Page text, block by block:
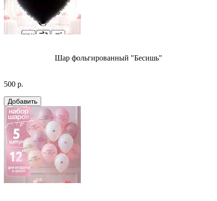
Шар фольгированный "Бесишь"
500 р.